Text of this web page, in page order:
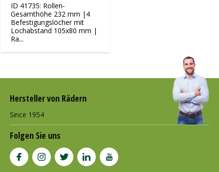
ID 41735: Rollen-
Gesamthöhe 232 mm |4
Befestigungslöcher mit
Lochabstand 105x80 mm |
Ra...
Hersteller von Rädern
Since 1954
Folgen Sie uns